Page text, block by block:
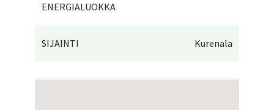
ENERGIALUOKKA
SIJAINTI Kurenala